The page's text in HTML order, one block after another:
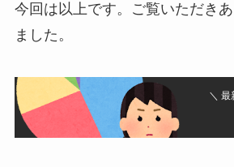
今回は以上です。ご覧いただき
ました。
＼ 最